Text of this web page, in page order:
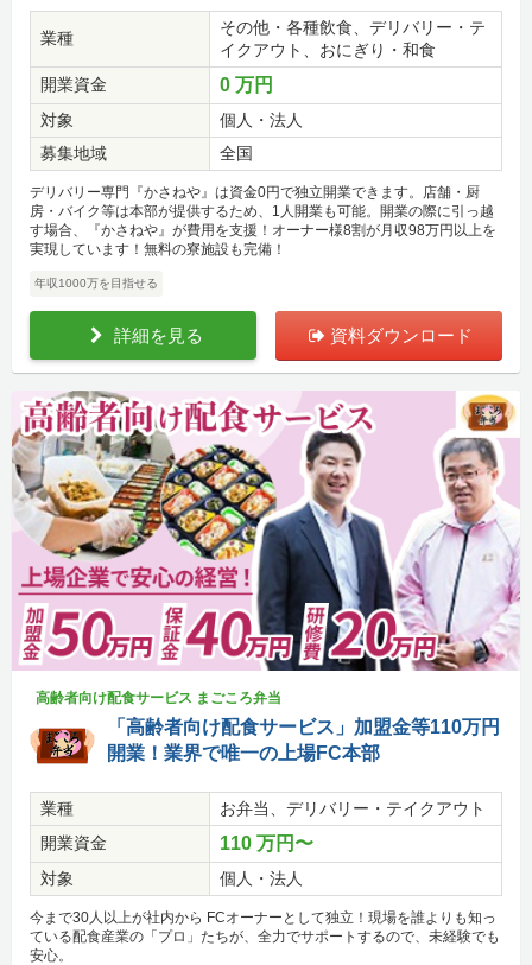
業種
その他・各種飲食、デリバリー・テ
イクアウト、おにぎり・和食
開業資金
0 万円
対象
個人・法人
募集地域
全国
デリバリー専門『かさねや』は資金0円で独立開業できます。店舗・厨
房・バイク等は本部が提供するため、1人開業も可能。開業の際に引っ越
す場合、『かさねや』が費用を支援！オーナー様8割が月収98万円以上を
実現しています！無料の寮施設も完備！
年収1000万を目指せる
詳細を見る 資料ダウンロード
高齢者向け配食サービス まごころ弁当
「高齢者向け配食サービス」加盟金等110万円
開業！業界で唯一の上場FC本部
業種
お弁当、デリバリー・テイクアウト
開業資金
110 万円〜
対象 個人・法人
今まで30人以上が社内から FCオーナーとして独立！現場を誰よりも知っ
ている配食産業の「プロ」たちが、全力でサポートするので、未経験でも
安心。